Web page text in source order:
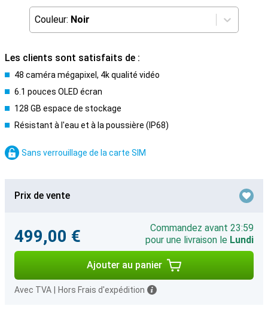
Couleur: Noir
Les clients sont satisfaits de :
48 caméra mégapixel, 4k qualité vidéo
6.1 pouces OLED écran
128 GB espace de stockage
Résistant à l'eau et à la poussière (IP68)
Sans verrouillage de la carte SIM
Prix de vente
499,00 €
Commandez avant 23:59
pour une livraison le Lundi
Ajouter au panier
Avec TVA Hors Frais d'expédition